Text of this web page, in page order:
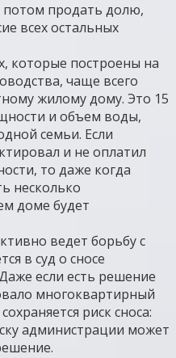
потом продать долю,
всех остальных
которые построены на
чаще всего
жилому дому. Это 15
и объем воды,
семьи. Если
и не оплатил
то даже когда
несколько
доме будет
ведет борьбу с
в суд о сносе
если есть решение
многоквартирный
риск сноса:
администрации может